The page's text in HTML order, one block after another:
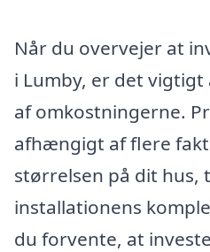
Når du overvejer at
i Lumby, er det
af omkostningerne.
afhængigt af flere
størrelsen på dit hus,
installationens
du forvente, at